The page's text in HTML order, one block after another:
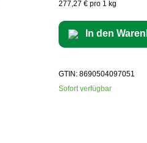
277,27 € pro 1 kg
In den
GTIN: 8690504097051
Sofort verfügbar